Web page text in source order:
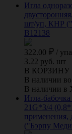
Игла
шт/уп, КНР
B12138
322.00 /
3.22 руб. шт
В КОРЗИНУ
В наличии
В наличии в
Игла-
21G*3/4
применения,
("Бэрпу